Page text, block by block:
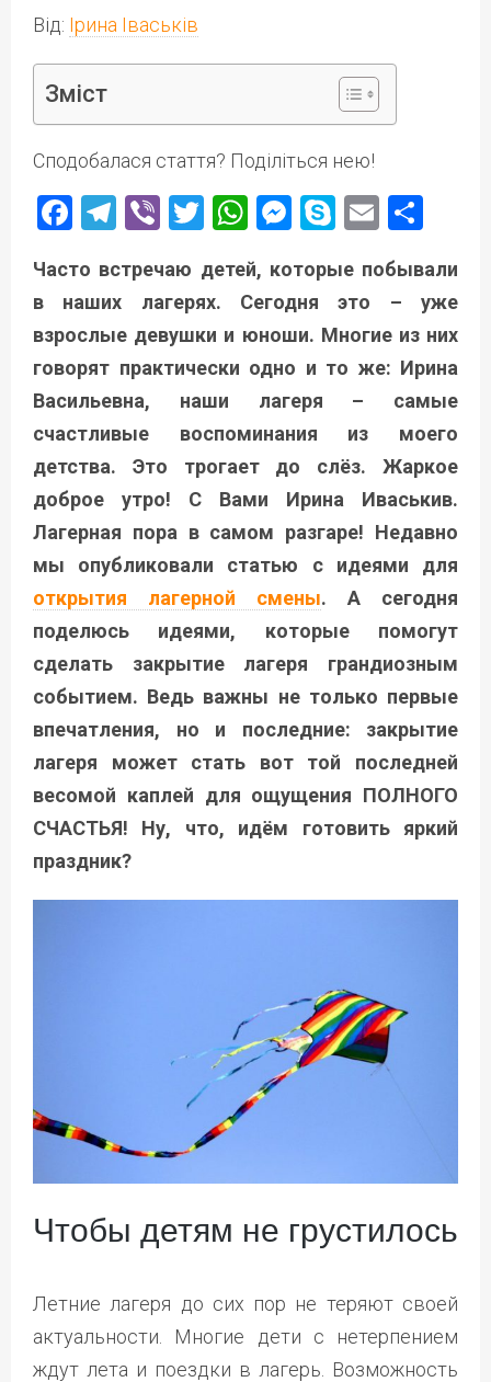
Від: Ірина Іваськів
Зміст
Сподобалася стаття? Поділіться нею!
Facebook
Telegram
ViberTwitter
WhatsApp
Messenger
Skype
Email
Часто встречаю детей, которые побывали
в наших лагерях. Сегодня это – уже
взрослые девушки и юноши. Многие из них
говорят практически одно и то же: Ирина
Васильевна, наши лагеря – самые
счастливые воспоминания из моего
детства. Это трогает до слёз. Жаркое
доброе утро! С Вами Ирина Иваськив.
Лагерная пора в самом разгаре! Недавно
мы опубликовали статью с идеями для
открытия лагерной смены. А сегодня
поделюсь идеями, которые помогут
сделать закрытие лагеря грандиозным
событием. Ведь важны не только первые
впечатления, но и последние: закрытие
лагеря может стать вот той последней
весомой каплей для ощущения ПОЛНОГО
СЧАСТЬЯ! Ну, что, идём готовить яркий
праздник?
Чтобы детям не грустилось
Летние лагеря до сих пор не теряют своей
актуальности. Многие дети с нетерпением
ждут лета и поездки в лагерь. Возможность